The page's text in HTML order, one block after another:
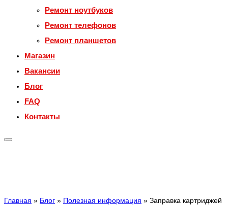
Ремонт ноутбуков
Ремонт телефонов
Ремонт планшетов
Магазин
Вакансии
Блог
FAQ
Контакты
Главная » Блог » Полезная информация » Заправка картриджей